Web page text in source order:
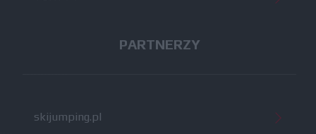
PARTNERZY
skijumping.pl